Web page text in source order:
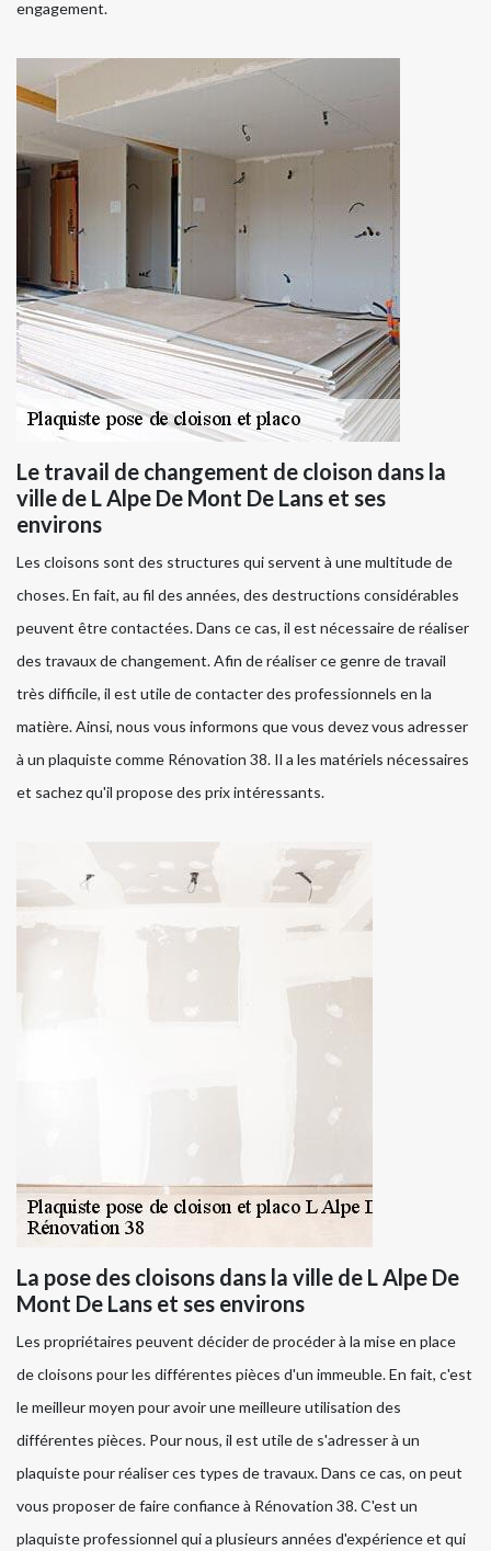
engagement.
Le travail de changement de cloison dans la
ville de L Alpe De Mont De Lans et ses
environs
Les cloisons sont des structures qui servent à une multitude de
choses. En fait, au fil des années, des destructions considérables
peuvent être contactées. Dans ce cas, il est nécessaire de réaliser
des travaux de changement. Afin de réaliser ce genre de travail
très difficile, il est utile de contacter des professionnels en la
matière. Ainsi, nous vous informons que vous devez vous adresser
à un plaquiste comme Rénovation 38. Il a les matériels nécessaires
et sachez qu'il propose des prix intéressants.
La pose des cloisons dans la ville de L Alpe De
Mont De Lans et ses environs
Les propriétaires peuvent décider de procéder à la mise en place
de cloisons pour les différentes pièces d'un immeuble. En fait, c'est
le meilleur moyen pour avoir une meilleure utilisation des
différentes pièces. Pour nous, il est utile de s'adresser à un
plaquiste pour réaliser ces types de travaux. Dans ce cas, on peut
vous proposer de faire confiance à Rénovation 38. C'est un
plaquiste professionnel qui a plusieurs années d'expérience et qui